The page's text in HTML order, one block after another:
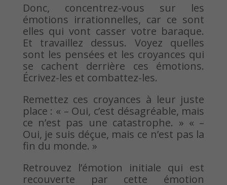
Donc, concentrez-vous sur les
émotions irrationnelles, car ce sont
elles qui vont casser votre baraque.
Et travaillez dessus. Voyez quelles
sont les pensées et les croyances qui
se cachent derrière ces émotions.
Écrivez-les et combattez-les.
Remettez ces croyances à leur juste
place : « – Oui, c’est désagréable, mais
ce n’est pas une catastrophe. » « –
Oui, je suis déçue, mais ce n’est pas la
fin du monde. »
Retrouvez l’émotion initiale qui est
recouverte par cette émotion